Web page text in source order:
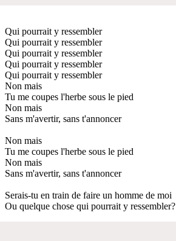
Qui pourrait y ressembler
Qui pourrait y ressembler
Qui pourrait y ressembler
Qui pourrait y ressembler
Qui pourrait y ressembler
Non mais
Tu me coupes l'herbe sous le pied
Non mais
Sans m'avertir, sans t'annoncer
Non mais
Tu me coupes l'herbe sous le pied
Non mais
Sans m'avertir, sans t'annoncer
Serais-tu en train de faire un homme de moi
Ou quelque chose qui pourrait y ressembler?